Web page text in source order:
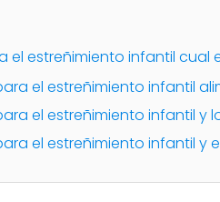
el estreñimiento infantil cual
el estreñimiento infantil
el estreñimiento infantil y
el estreñimiento infantil y